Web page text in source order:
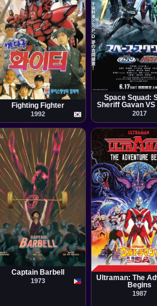
Película
Ryong Wang
Fighting Fighter
1992
Película
Koichi Sakamoto
Space Squad:
Sheriff Gavan VS
Investigation
2017
Película
Jose 'Pepe' Wenceslao
Captain Barbell
1973
Película
Mitsuo Kusakabe,
Patterson
Ultraman: The
Begins
1987